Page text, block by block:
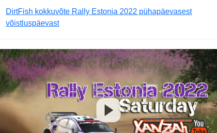
DirtFish kokkuvõte Rally Estonia 2022 pühapäevasest
võistluspäevast